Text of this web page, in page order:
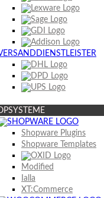
Shopware Plugins
Shopware Templates
Modified
Ialla
XT:Commerce